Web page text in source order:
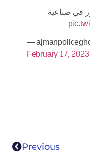
في صناعية
—
February 17, 2023
Previous